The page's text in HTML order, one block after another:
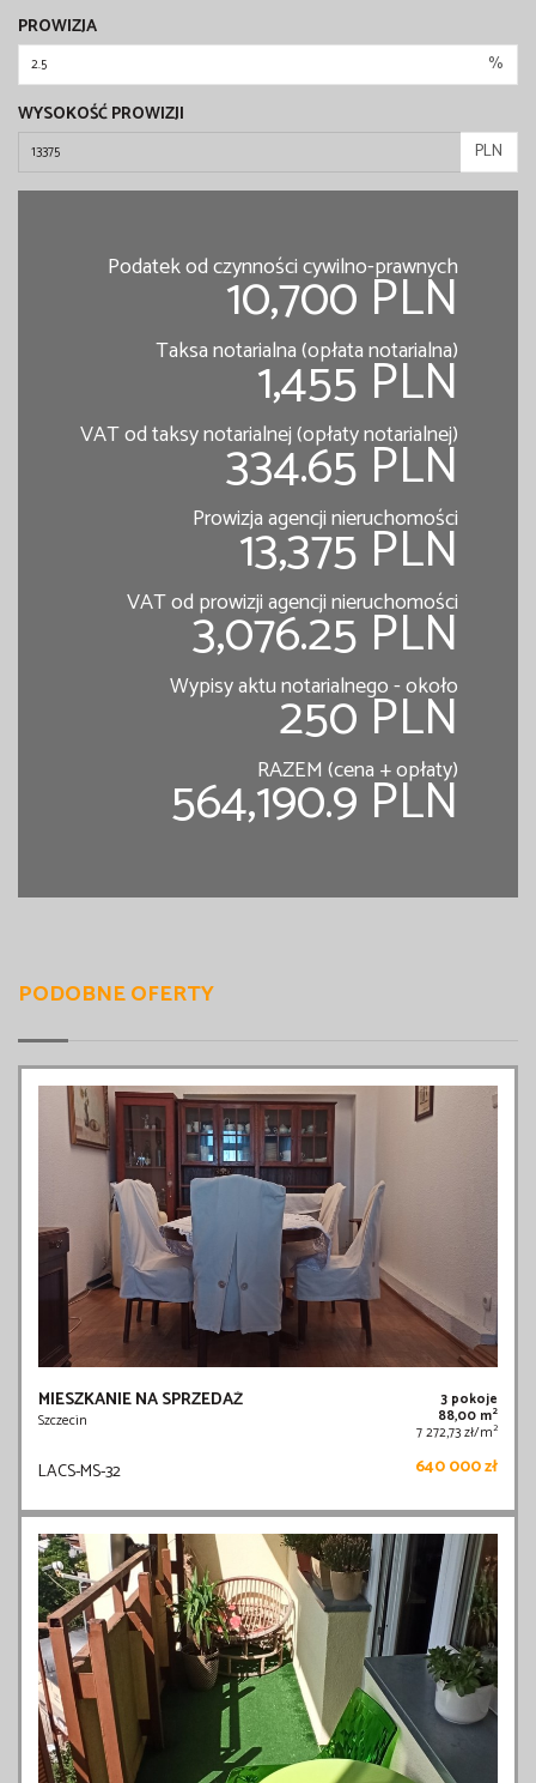
PROWIZJA
%
WYSOKOŚĆ PROWIZJI
PLN
Podatek od czynności cywilno-prawnych
10,700 PLN
Taksa notarialna (opłata notarialna)
1,455 PLN
VAT od taksy notarialnej (opłaty notarialnej)
334.65 PLN
Prowizja agencji nieruchomości
13,375 PLN
VAT od prowizji agencji nieruchomości
3,076.25 PLN
Wypisy aktu notarialnego - około
250 PLN
RAZEM (cena + opłaty)
564,190.9 PLN
PODOBNE OFERTY
MIESZKANIE NA SPRZEDAŻ
Szczecin
3 pokoje
88,00 m2
7 272,73 zł/m2
LACS-MS-32 640 000 zł